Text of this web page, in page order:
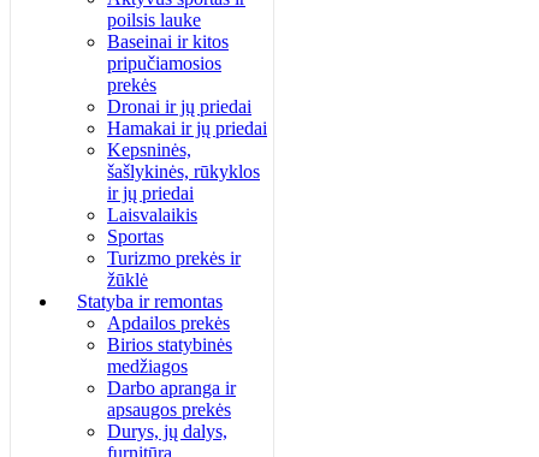
poilsis lauke
Baseinai ir kitos
pripučiamosios
prekės
Dronai ir jų priedai
Hamakai ir jų priedai
Kepsninės,
šašlykinės, rūkyklos
ir jų priedai
Laisvalaikis
Sportas
Turizmo prekės ir
žūklė
Statyba ir remontas
Apdailos prekės
Birios statybinės
medžiagos
Darbo apranga ir
apsaugos prekės
Durys, jų dalys,
furnitūra